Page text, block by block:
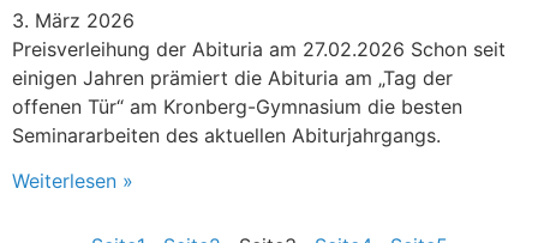
3. März 2026
Preisverleihung der Abituria am 27.02.2026 Schon seit
einigen Jahren prämiert die Abituria am „Tag der
offenen Tür“ am Kronberg-Gymnasium die besten
Seminararbeiten des aktuellen Abiturjahrgangs.
Weiterlesen »